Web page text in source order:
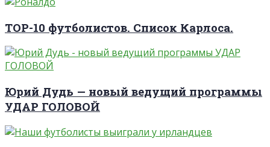
TOP-10 футболистов. Список Карлоса.
Юрий Дудь — новый ведущий программы
УДАР ГОЛОВОЙ